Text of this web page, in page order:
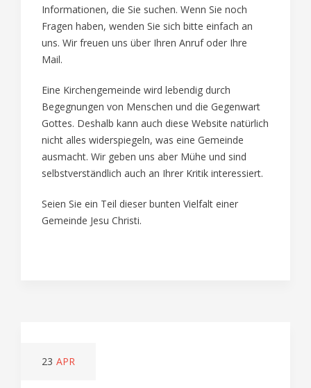
Informationen, die Sie suchen. Wenn Sie noch
Fragen haben, wenden Sie sich bitte einfach an
uns. Wir freuen uns über Ihren Anruf oder Ihre
Mail.
Eine Kirchengemeinde wird lebendig durch
Begegnungen von Menschen und die Gegenwart
Gottes. Deshalb kann auch diese Website natürlich
nicht alles widerspiegeln, was eine Gemeinde
ausmacht. Wir geben uns aber Mühe und sind
selbstverständlich auch an Ihrer Kritik interessiert.
Seien Sie ein Teil dieser bunten Vielfalt einer
Gemeinde Jesu Christi.
23 APR